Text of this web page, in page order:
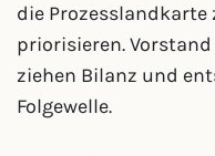
die
priorisieren.
ziehen Bilanz und
Folgewelle.